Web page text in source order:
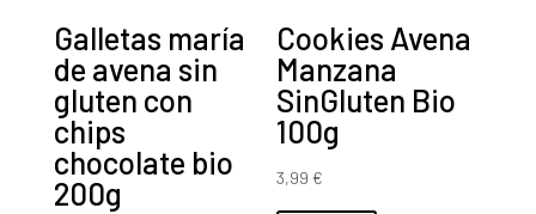
Galletas maría
de avena sin
gluten con
chips
chocolate bio
200g
Cookies Avena
Manzana
SinGluten Bio
100g
3,99 €